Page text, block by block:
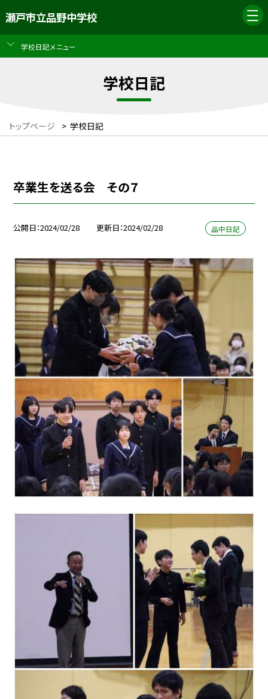
瀬戸市立品野中学校
学校日記メニュー
学校日記
トップページ > 学校日記
卒業生を送る会 その７
公開日 2024/02/28 更新日 2024/02/28 品中日記